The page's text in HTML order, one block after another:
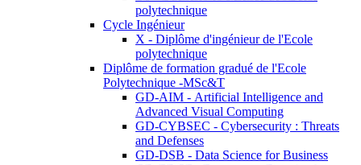
polytechnique
Cycle Ingénieur
X - Diplôme d'ingénieur de l'Ecole
polytechnique
Diplôme de formation gradué de l'Ecole
Polytechnique -MSc&T
GD-AIM - Artificial Intelligence and
Advanced Visual Computing
GD-CYBSEC - Cybersecurity : Threats
and Defenses
GD-DSB - Data Science for Business